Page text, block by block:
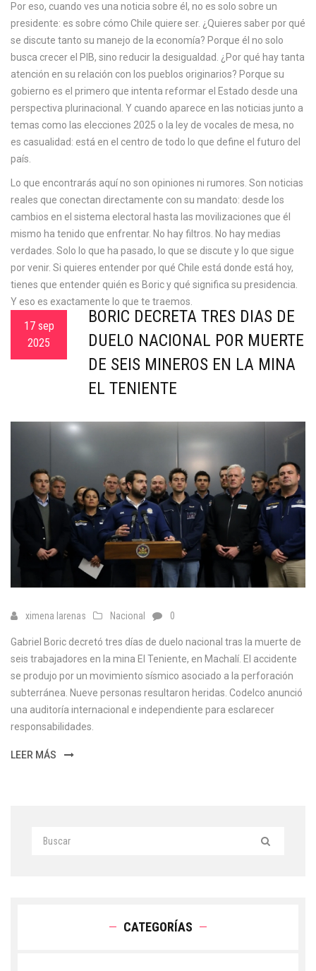
Por eso, cuando ves una noticia sobre él, no es solo sobre un
presidente: es sobre cómo Chile quiere ser. ¿Quieres saber por qué
se discute tanto su manejo de la economía? Porque él no solo
busca crecer el PIB, sino reducir la desigualdad. ¿Por qué hay tanta
atención en su relación con los pueblos originarios? Porque su
gobierno es el primero que intenta reformar el Estado desde una
perspectiva plurinacional. Y cuando aparece en las noticias junto a
temas como las elecciones 2025 o la ley de vocales de mesa, no
es casualidad: está en el centro de todo lo que define el futuro del
país.
Lo que encontrarás aquí no son opiniones ni rumores. Son noticias
reales que conectan directamente con su mandato: desde los
cambios en el sistema electoral hasta las movilizaciones que él
mismo ha tenido que enfrentar. No hay filtros. No hay medias
verdades. Solo lo que ha pasado, lo que se discute y lo que sigue
por venir. Si quieres entender por qué Chile está donde está hoy,
tienes que entender quién es Boric y qué significa su presidencia.
Y eso es exactamente lo que te traemos.
17 sep
2025
BORIC DECRETA TRES DÍAS DE
DUELO NACIONAL POR MUERTE
DE SEIS MINEROS EN LA MINA
EL TENIENTE
ximena larenas Nacional 0
Gabriel Boric decretó tres días de duelo nacional tras la muerte de
seis trabajadores en la mina El Teniente, en Machalí. El accidente
se produjo por un movimiento sísmico asociado a la perforación
subterránea. Nueve personas resultaron heridas. Codelco anunció
una auditoría internacional e independiente para esclarecer
responsabilidades.
LEER MÁS
CATEGORÍAS